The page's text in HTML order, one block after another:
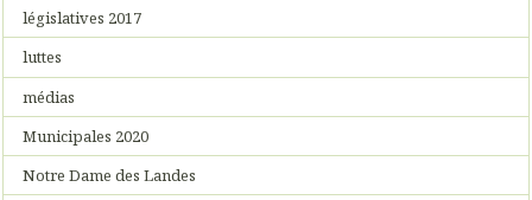
législatives 2017
luttes
médias
Municipales 2020
Notre Dame des Landes